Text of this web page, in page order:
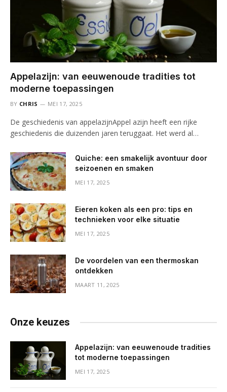
Appelazijn: van eeuwenoude tradities tot
moderne toepassingen
BY CHRIS MEI 17, 2025
De geschiedenis van appelazijnAppel azijn heeft een rijke
geschiedenis die duizenden jaren teruggaat. Het werd al…
Quiche: een smakelijk avontuur door
seizoenen en smaken
MEI 17, 2025
Eieren koken als een pro: tips en
technieken voor elke situatie
MEI 17, 2025
De voordelen van een thermoskan
ontdekken
MAART 11, 2025
Onze keuzes
Appelazijn: van eeuwenoude tradities
tot moderne toepassingen
MEI 17, 2025